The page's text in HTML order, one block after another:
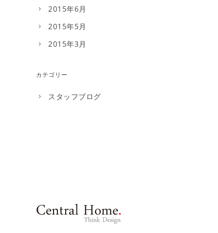
2015年6月
2015年5月
2015年3月
カテゴリー
スタッフブログ